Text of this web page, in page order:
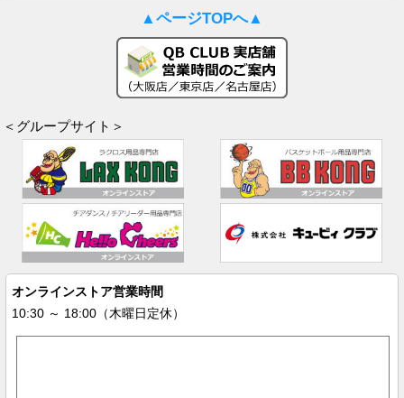
▲ページTOPへ▲
＜グループサイト＞
オンラインストア営業時間
10:30 ～ 18:00（木曜日定休）